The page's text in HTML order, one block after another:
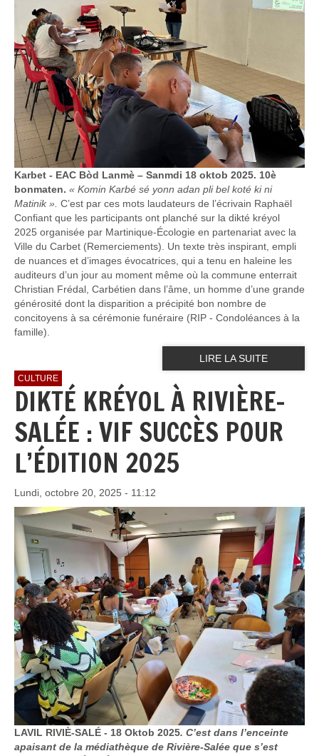
Karbet - EAC Bòd Lanmè – Sanmdi 18 oktob 2025. 10è
bonmaten. « Komin Karbé sé yonn adan pli bel koté ki ni
Matinik ». C’est par ces mots laudateurs de l’écrivain Raphaël
Confiant que les participants ont planché sur la dikté kréyol
2025 organisée par Martinique-Écologie en partenariat avec la
Ville du Carbet (Remerciements). Un texte très inspirant, empli
de nuances et d’images évocatrices, qui a tenu en haleine les
auditeurs d’un jour au moment même où la commune enterrait
Christian Frédal, Carbétien dans l’âme, un homme d’une grande
générosité dont la disparition a précipité bon nombre de
concitoyens à sa cérémonie funéraire (RIP - Condoléances à la
famille).
LIRE LA SUITE
CULTURE
DIKTÉ KRÉYOL À RIVIÈRE-
SALÉE : VIF SUCCÈS POUR
L’ÉDITION 2025
Lundi, octobre 20, 2025 - 11:12
LAVIL RIVIÈ-SALÉ - 18 Oktob 2025. C’est dans l’enceinte
apaisant de la médiathèque de Rivière-Salée que s’est